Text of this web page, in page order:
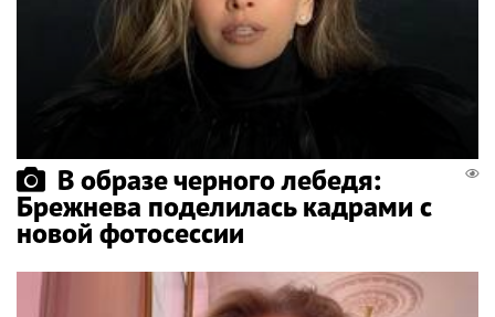
В образе черного лебедя:
Брежнева поделилась кадрами с
новой фотосессии